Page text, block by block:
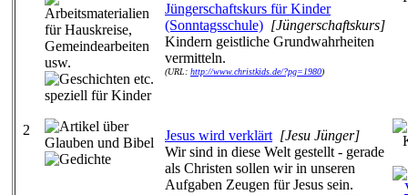
Jüngerschaftskurs für Kinder
(Sonntagsschule) [Jüngerschaftskurs]
Kindern geistliche Grundwahrheiten
vermitteln.
(URL: http://www.christkids.de/?pg=1980)
2 Jesus wird verklärt [Jesu Jünger]
Wir sind in diese Welt gestellt - gerade
als Christen sollen wir in unseren
Aufgaben Zeugen für Jesus sein.